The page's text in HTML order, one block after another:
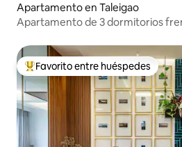
Apartamento en Taleigao
Apartamento de 3 dormitorios
Favorito entre huéspedes
Favorito entre huéspedes